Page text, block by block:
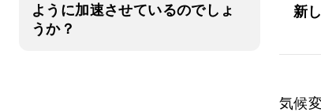
ように加速させているのでしょ
うか？
新
気候